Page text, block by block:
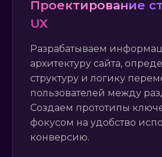
Проектирование
UX
Разрабатываем
архитектуру сайта,
структуру и логику
пользователей между
Создаем прототипы
фокусом на удобство
конверсию.